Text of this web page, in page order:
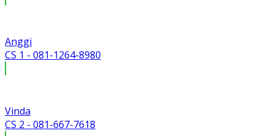
Anggi
CS 1 - 081-1264-8980
Vinda
CS 2 - 081-667-7618